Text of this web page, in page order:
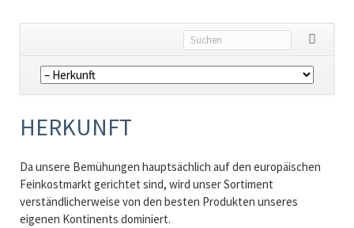
Navigation
überspringen
HERKUNFT
Da unsere Bemühungen hauptsächlich auf den europäischen
Feinkostmarkt gerichtet sind, wird unser Sortiment
verständlicherweise von den besten Produkten unseres
eigenen Kontinents dominiert.